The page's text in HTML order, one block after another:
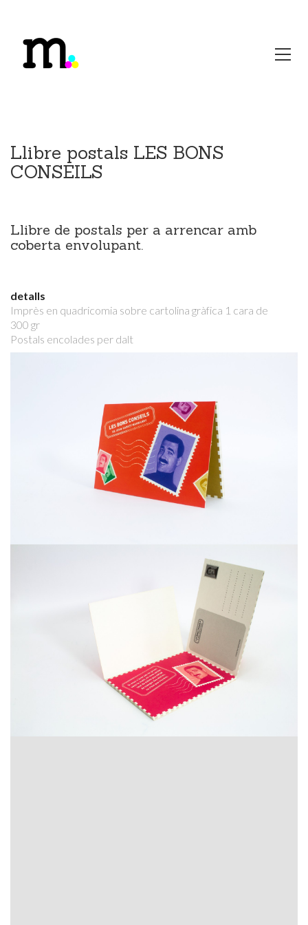
Llibre postals LES BONS
CONSEILS
Llibre de postals per a arrencar amb
coberta envolupant.
detalls
Imprès en quadricomia sobre cartolina gràfica 1 cara de
300 gr
Postals encolades per dalt